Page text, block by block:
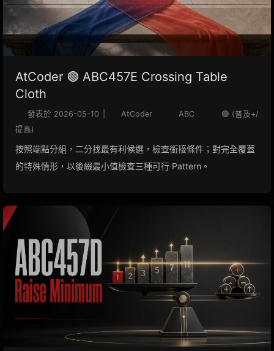
AtCoder 🟢 ABC457E Crossing Table
Cloth
發表於 2026-05-10 AtCoder ABC
🟢 (普及+/
提高)
按照端點分組，二分找最有利候選，檢查銜接條件；對完全覆蓋
的特殊情形，以後綴最小值檢查三種可行 Pattern。